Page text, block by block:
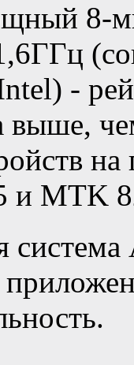
8-
-
выше,
и MTK